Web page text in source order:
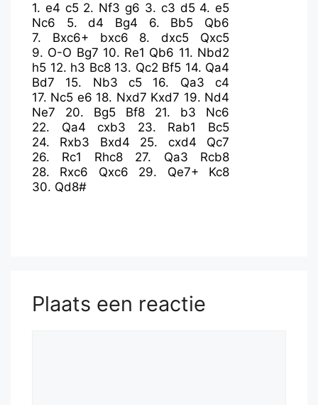
1. e4 c5 2. Nf3 g6 3. c3 d5 4.e5
Nc6
5.d4 Bg4 6. Bb5
Qb6
7. Bxc6+ bxc6 8.dxc5
Qxc5
9. O-O Bg7 10. Re1 Qb6 11. Nbd2
h5 12. h3 Bc8 13. Qc2 Bf5 14. Qa4
Bd7
15. Nb3 c5 16. Qa3
c4
17. Nc5 e6 18. Nxd7 Kxd7 19. Nd4
Ne7
20. Bg5 Bf8 21. b3
Nc6
22. Qa4 cxb3 23. Rab1
Bc5
24. Rxb3 Bxd4 25. cxd4
Qc7
26. Rc1 Rhc8 27. Qa3
Rcb8
28. Rxc6 Qxc6 29. Qe7+
Kc8
30. Qd8#
Plaats een reactie